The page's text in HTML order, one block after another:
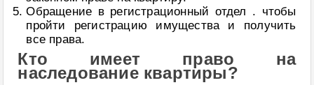
Обращение в регистрационный отдел . чтобы
пройти регистрацию имущества и получить
все права.
Кто имеет право на
наследование квартиры?